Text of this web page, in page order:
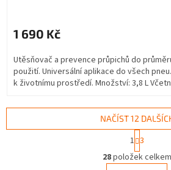
1 690 Kč
Utěsňovač a prevence průpichů do
použití. Universální aplikace do všech
k životnímu prostředí. Množství: 3,8 L
O
v
NAČÍST 12
t
r
á
1 3
28položek celkem